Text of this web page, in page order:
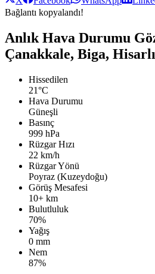
Bağlantı kopyalandı!
Anlık Hava Durumu
Çanakkale, Biga, Hisarlı
Hissedilen
21°C
Hava Durumu
Güneşli
Basınç
999 hPa
Rüzgar Hızı
22 km/h
Rüzgar Yönü
Poyraz (Kuzeydoğu)
Görüş Mesafesi
10+ km
Bulutluluk
70%
Yağış
0 mm
Nem
87%